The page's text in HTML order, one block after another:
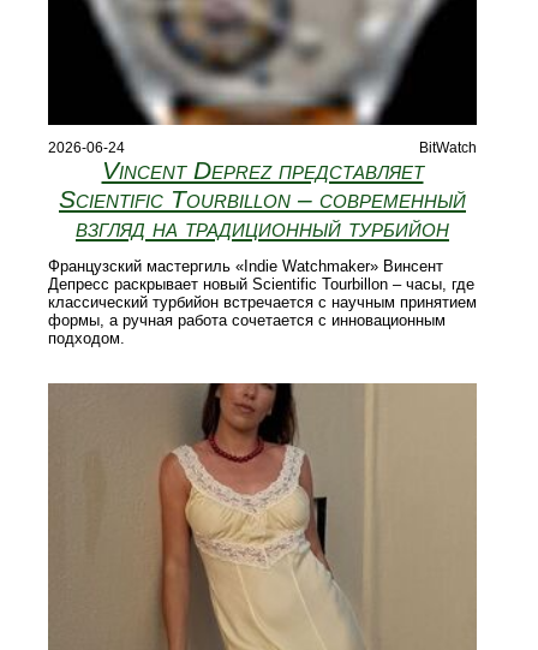
2026-06-24 BitWatch
Vincent Deprez представляет
Scientific Tourbillon – современный
взгляд на традиционный турбийон
Французский мастергиль «Indie Watchmaker» Винсент
Депресс раскрывает новый Scientific Tourbillon – часы, где
классический турбийон встречается с научным принятием
формы, а ручная работа сочетается с инновационным
подходом.